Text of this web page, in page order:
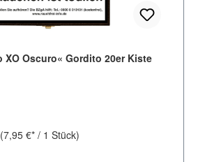
XO Oscuro« Gordito 20er Kiste
(7,95 €* / 1 Stück)